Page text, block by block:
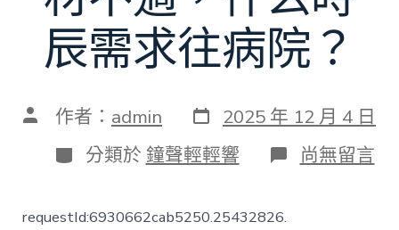
辰需求往病院？
文 作者： admin 發
表
日
期
2025 年 12 月 4 日
分
類
分類於 鐘聲輕輕響 在
〈安
尚無留言
requestId:6930662cab5250.25432826.